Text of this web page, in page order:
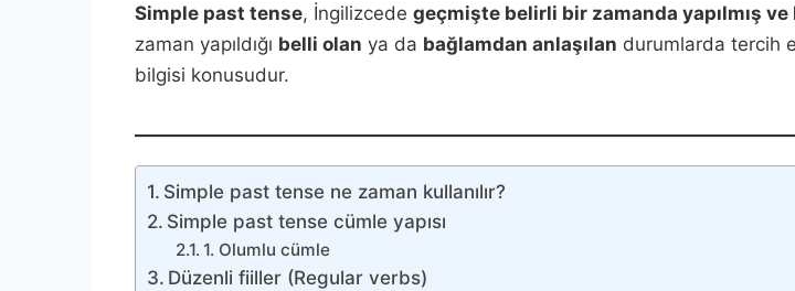
Simple past tense, İngilizcede geçmişte belirli bir zamanda yapılmış
zaman yapıldığı belli olan ya da bağlamdan anlaşılan durumlarda tercih
bilgisi konusudur.
Simple past tense ne zaman kullanılır?
Simple past tense cümle yapısı
1. Olumlu cümle
Düzenli fiiller (Regular verbs)